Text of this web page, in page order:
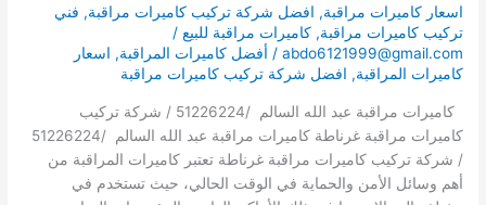
اسعار كاميرات مراقبة, افضل شركة تركيب كاميرات مراقبة, فني
تركيب كاميرات مراقبة,كاميرات مراقبة للبيع /
abdo6121999@gmail.com
/ أفضل كاميرات المراقبة, اسعار
كاميرات المراقبة, افضل شركة تركيب كاميرات مراقبة
كاميرات مراقبة عبد الله السالم /51226224 / شركة تركيب
كاميرات مراقبة غرناطة كاميرات مراقبة عبد الله السالم /51226224
/ شركة تركيب كاميرات مراقبة غرناطة تعتبر كاميرات المراقبة من
أهم وسائل الأمن والحماية في الوقت الحالي، حيث تستخدم في